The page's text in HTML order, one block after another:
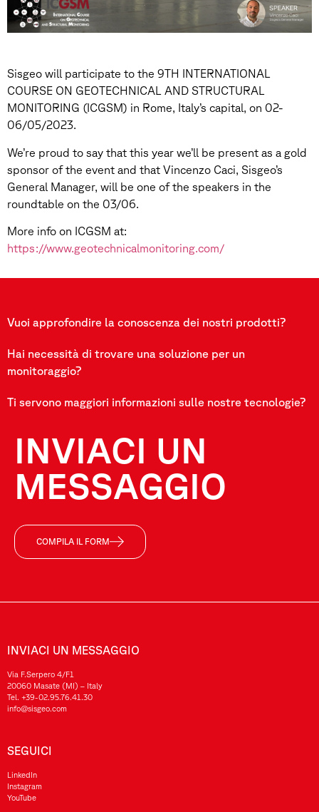
Sisgeo will participate to the 9TH INTERNATIONAL
COURSE ON GEOTECHNICAL AND STRUCTURAL
MONITORING (ICGSM) in Rome, Italy’s capital, on 02-
06/05/2023.
We’re proud to say that this year we’ll be present as a gold
sponsor of the event and that Vincenzo Caci, Sisgeo’s
General Manager, will be one of the speakers in the
roundtable on the 03/06.
More info on ICGSM at:
https://www.geotechnicalmonitoring.com/
Vuoi approfondire la conoscenza dei nostri prodotti?
Hai necessità di trovare una soluzione per un
monitoraggio?
Ti servono maggiori informazioni sulle nostre tecnologie?
INVIACI UN
MESSAGGIO
COMPILA IL FORM
INVIACI UN MESSAGGIO
Via F.Serpero 4/F1
20060 Masate (MI) – Italy
Tel. +39-02.95.76.41.30
info@sisgeo.com
SEGUICI
LinkedIn
Instagram
YouTube